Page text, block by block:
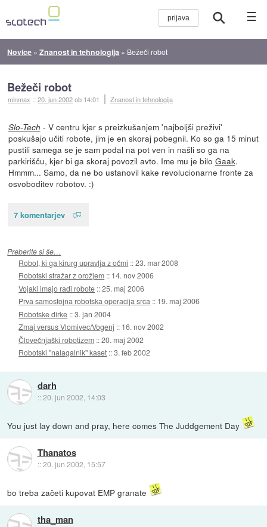
☰
Novice »Znanost in tehnologija » Bežeči robot
Bežeči robot
minmax ::20. jun 2002ob 14:01 Znanost in tehnologija
Slo-Tech - V centru kjer s preizkušanjem 'najboljši preživi'
poskušajo učiti robote, jim je en skoraj pobegnil. Ko so ga 15 minut
pustili samega se je sam podal na pot ven in našli so ga na
parkirišču, kjer bi ga skoraj povozil avto. Ime mu je bilo Gaak.
Hmmm... Samo, da ne bo ustanovil kake revolucionarne fronte za
osvoboditev robotov. :)
7 komentarjev
Preberite si še…
Robot, ki ga kirurg upravlja z očmi ::23. mar 2008
Robotski stražar z orožjem :: 14. nov 2006
Vojaki imajo radi robote ::25. maj 2006
Prva samostojna robotska operacija srca :: 19. maj 2006
Robotske dirke ::3. jan 2004
Zmaj versus Vlomivec/Vogenj :: 16. nov 2002
Človečnjaški robotizem ::20. maj 2002
Robotski "nalagalnik" kaset ::3. feb 2002
darh
::20. jun 2002, 14:03
You just lay down and pray, here comes The Juddgement Day
Thanatos
::20. jun 2002, 15:57
bo treba začeti kupovat EMP granate
tha_man